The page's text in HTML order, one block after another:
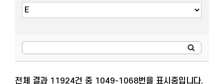
전체 결과 11924건 중 1049-1068번을 표시중입니다.